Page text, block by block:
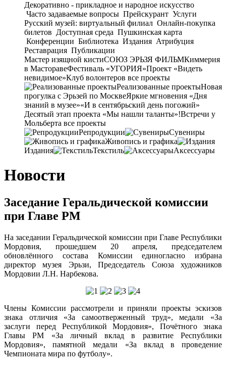
Декоративно - прикладное и народное искусство
Часто задаваемые вопросы Прейскурант Услуги
Русский музей: виртуальный филиал Онлайн-покупка
билетов Доступная среда Пушкинская карта
Конференции Библиотека Издания Атрибуция
Реставрация Публикации
Мастер изящной кистиСОЮЗ ЭРЬЗЯ ФИЛЬМКиммерия
в МасторавеФестиваль «УГОРИЯ»Проект «Видеть
невидимое»Клуб волонтеров все проекты
Реализованные проектыНовая
прогулка с Эрьзей по МосквеЯркие мгновения «Дня
знаний в музее»«И в сентябрьский день погожий»
Десятый этап проекта «Мы нашли таланты»!Встречи у
Мольберта все проекты
Репродукции
Сувениры
Живопись и графика
Издания
Текстиль Аксессуары
Новости
Заседание Геральдической комиссии
при Главе РМ
На заседании Геральдической комиссии при Главе Республики
Мордовия, прошедшем 20 апреля, председателем
обновлённого состава Комиссии единогласно избрана
директор музея Эрьзи, Председатель Союза художников
Мордовии Л.Н. Нарбекова.
Члены Комиссии рассмотрели и приняли проекты эскизов
знака отличия «За самоотверженный труд», медали «За
заслуги перед Республикой Мордовия», Почётного знака
Главы РМ «За личный вклад в развитие Республики
Мордовия», памятной медали «За вклад в проведение
Чемпионата мира по футболу».